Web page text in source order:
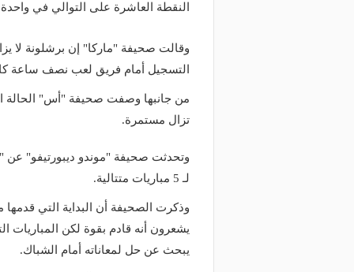
النقطة العاشرة على التوالي في
وقالت صحيفة "ماركا" إن برشلونة لا
التسجيل أمام فريق لعب نصف ساعة كاملة بـ 10
من جانبها وصفت صحيفة "أس" الحالة
تزال مستمرة.
وتحدثت صحيفة "موندو ديبورتيفو"
لـ 5 مباريات متتالية.
وذكرت الصحيفة أن البداية التي
يشعرون أنه قادم بقوة لكن المباريات
يبحث عن حل لمعاناته أمام الشباك.